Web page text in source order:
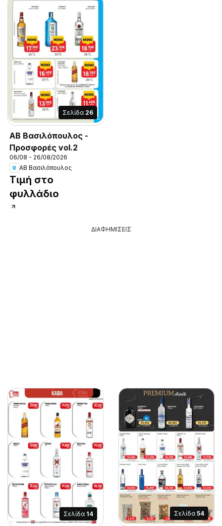
Σελίδα 26
ΑΒ Βασιλόπουλος -
Προσφορές vol.2
06/08 - 26/08/2026
ΑΒ Βασιλόπουλος
Τιμή στο
φυλλάδιο
ΔΙΑΦΗΜΙΣΕΙΣ
Σελίδα 14 Σελίδα 54